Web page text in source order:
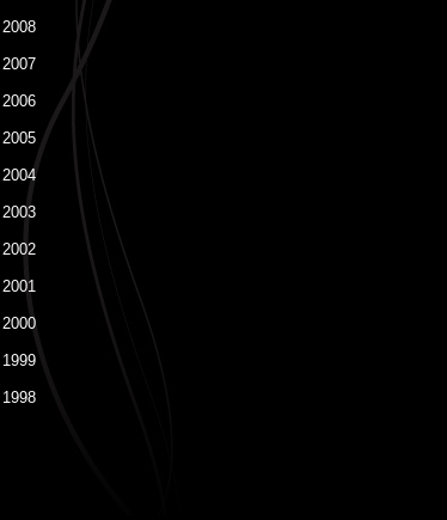
2008
2007
2006
2005
2004
2003
2002
2001
2000
1999
1998